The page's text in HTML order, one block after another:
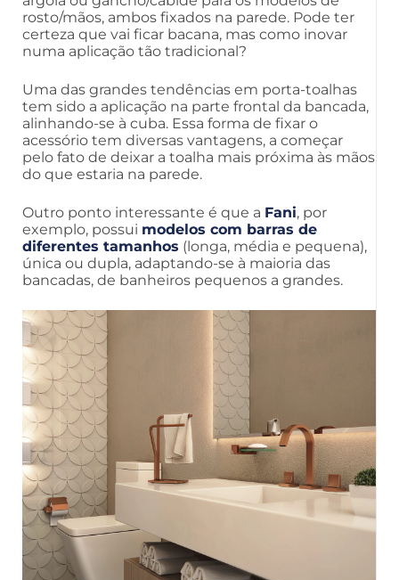
rosto/mãos, ambos fixados na parede. Pode ter
certeza que vai ficar bacana, mas como inovar
numa aplicação tão tradicional?
Uma das grandes tendências em porta-toalhas
tem sido a aplicação na parte frontal da bancada,
alinhando-se à cuba. Essa forma de fixar o
acessório tem diversas vantagens, a começar
pelo fato de deixar a toalha mais próxima às mãos
do que estaria na parede.
Outro ponto interessante é que a Fani, por
exemplo, possui modelos com barras de
diferentes tamanhos (longa, média e pequena),
única ou dupla, adaptando-se à maioria das
bancadas, de banheiros pequenos a grandes.